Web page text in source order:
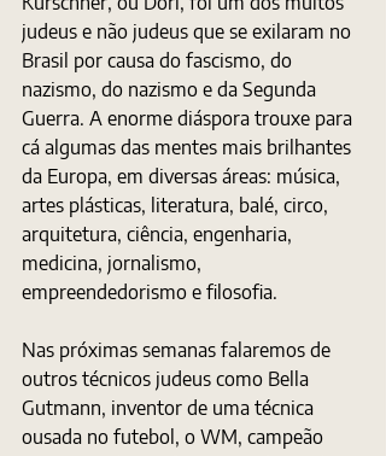
judeus e não judeus que se exilaram no
Brasil por causa do fascismo, do
nazismo, do nazismo e da Segunda
Guerra. A enorme diáspora trouxe para
cá algumas das mentes mais brilhantes
da Europa, em diversas áreas: música,
artes plásticas, literatura, balé, circo,
arquitetura, ciência, engenharia,
medicina, jornalismo,
empreendedorismo e filosofia.
Nas próximas semanas falaremos de
outros técnicos judeus como Bella
Gutmann, inventor de uma técnica
ousada no futebol, o WM, campeão